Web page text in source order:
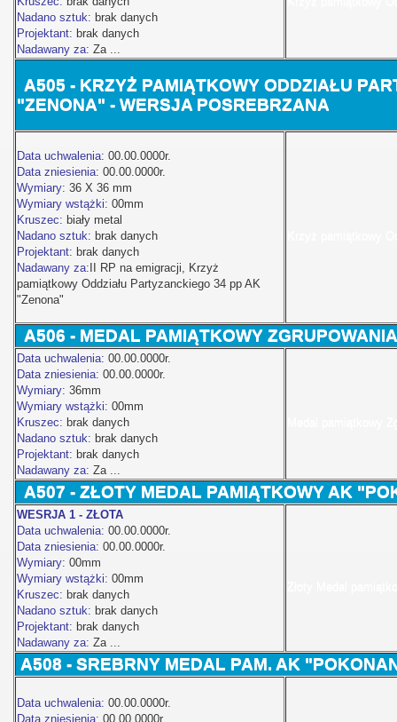
Nadano sztuk: brak danych
Projektant: brak danych
Nadawany za: Za ...
A505 - KRZYŻ PAMIĄTKOWY ODDZIAŁU
"ZENONA" - WERSJA POSREBRZANA
Data uchwalenia: 00.00.0000r.
Data zniesienia: 00.00.0000r.
Wymiary: 36 X 36 mm
Wymiary wstążki: 00mm
Kruszec: biały metal
Nadano sztuk: brak danych
Projektant: brak danych
Nadawany za: II RP na emigracji, Krzyż
pamiątkowy Oddziału Partyzanckiego 34 pp AK
"Zenona"
A506 - MEDAL PAMIĄTKOWY
Data uchwalenia: 00.00.0000r.
Data zniesienia: 00.00.0000r.
Wymiary: 36mm
Wymiary wstążki: 00mm
Kruszec: brak danych
Nadano sztuk: brak danych
Projektant: brak danych
Nadawany za: Za ...
A507 - ZŁOTY MEDAL PAMIĄTKOWY AK
WESRJA 1 - ZŁOTA
Data uchwalenia: 00.00.0000r.
Data zniesienia: 00.00.0000r.
Wymiary: 00mm
Wymiary wstążki: 00mm
Kruszec: brak danych
Nadano sztuk: brak danych
Projektant: brak danych
Nadawany za: Za ...
A508 - SREBRNY MEDAL PAM. AK
Data uchwalenia: 00.00.0000r.
Data zniesienia: 00.00.0000r.